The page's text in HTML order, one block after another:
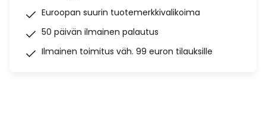
Euroopan suurin tuotemerkkivalikoima
50 päivän ilmainen palautus
Ilmainen toimitus väh. 99 euron tilauksille